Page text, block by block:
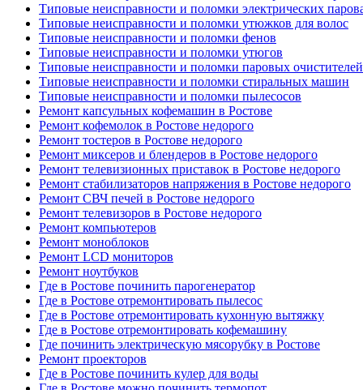
Типовые неисправности и поломки электрических
Типовые неисправности и поломки утюжков для волос
Типовые неисправности и поломки фенов
Типовые неисправности и поломки утюгов
Типовые неисправности и поломки паровых очистителей
Типовые неисправности и поломки стиральных машин
Типовые неисправности и поломки пылесосов
Ремонт капсульных кофемашин в Ростове
Ремонт кофемолок в Ростове недорого
Ремонт тостеров в Ростове недорого
Ремонт миксеров и блендеров в Ростове недорого
Ремонт телевизионных приставок в Ростове недорого
Ремонт стабилизаторов напряжения в Ростове недорого
Ремонт СВЧ печей в Ростове недорого
Ремонт телевизоров в Ростове недорого
Ремонт компьютеров
Ремонт моноблоков
Ремонт LCD мониторов
Ремонт ноутбуков
Где в Ростове починить парогенератор
Где в Ростове отремонтировать пылесос
Где в Ростове отремонтировать кухонную вытяжку
Где в Ростове отремонтировать кофемашину
Где починить электрическую мясорубку в Ростове
Ремонт проекторов
Где в Ростове починить кулер для воды